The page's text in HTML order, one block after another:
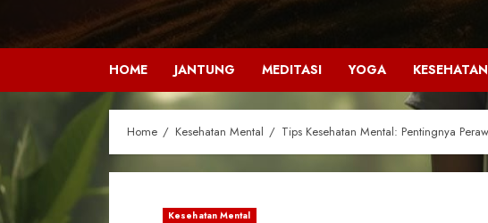
HOME JANTUNG MEDITASI YOGA
Home Kesehatan Mental Tips Kesehatan Mental: Pentingnya
Kesehatan Mental